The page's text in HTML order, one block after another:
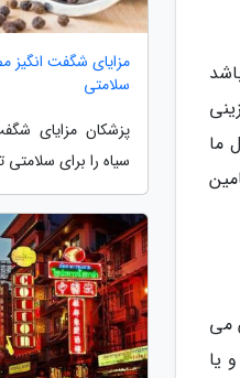
ما
می
و یا
مزایای شگفت انگیز
سلامتی
پزشکان مزایای
سیاه را برای